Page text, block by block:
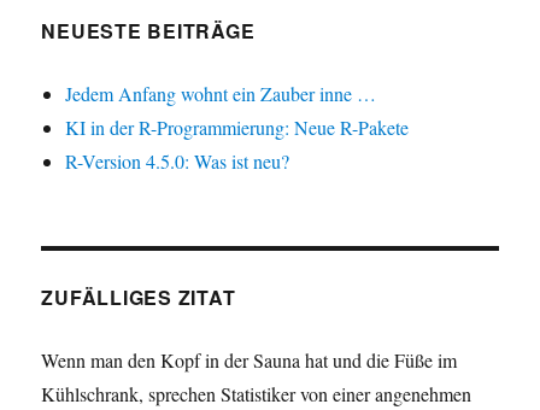
NEUESTE BEITRÄGE
Jedem Anfang wohnt ein Zauber inne …
KI in der R-Programmierung: Neue R-Pakete
R-Version 4.5.0: Was ist neu?
ZUFÄLLIGES ZITAT
Wenn man den Kopf in der Sauna hat und die Füße im
Kühlschrank, sprechen Statistiker von einer angenehmen